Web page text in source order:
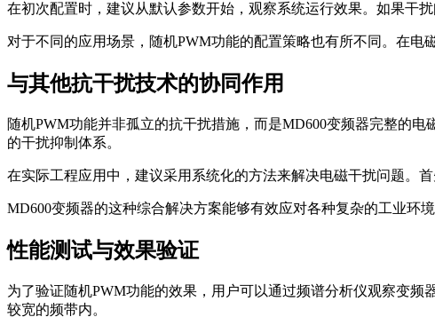
在初次配置时，建议从默认参数开始，观察系统运行效果。如果干
对于不同的应用场景，随机PWM功能的配置策略也有所不同。在
与其他抗干扰技术的协同作用
随机PWM功能并非孤立的抗干扰措施，而是MD600变频器完整的
的干扰抑制体系。
在实际工程应用中，建议采用系统化的方法来解决电磁干扰问题。
MD600变频器的这种综合解决方案能够有效应对各种复杂的工业环
性能测试与效果验证
为了验证随机PWM功能的效果，用户可以通过频谱分析仪观察变
较宽的频带内。